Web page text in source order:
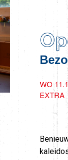
WO
EXTRA